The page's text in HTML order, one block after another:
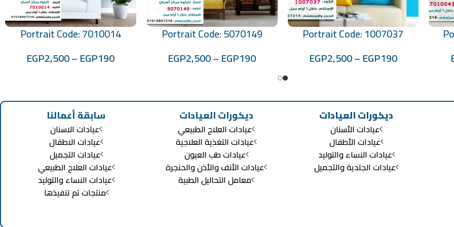
تحديد أحد الخيارات
Portrait Code: 1007037
EGP190
–
EGP2,500
تحديد أحد الخيارات
Portrait Code: 5070149
EGP190
–
EGP2,500
تحديد أحد الخيارات
Portrait Code: 7010014
EGP190
–
EGP2,500
ديكورات العيادات
عيادات الأسنان
عيادات الأطفال
عيادات النساء والتوليد
عيادات الجلدية والتجميل
ديكورات العيادات
عيادات العلاج الطبيعي
عيادات التغذية العلاجية
عيادات طب العيون
عيادات الأنف والأذن والحنجرة
معامل التحاليل الطبية
سابقة أعمالنا
عيادات الاسنان
عيادات الاطفال
عيادات التجميل
عيادات العلاج الطبيعي
عيادات النساء والتوليد
منتجات تم تنفيذها